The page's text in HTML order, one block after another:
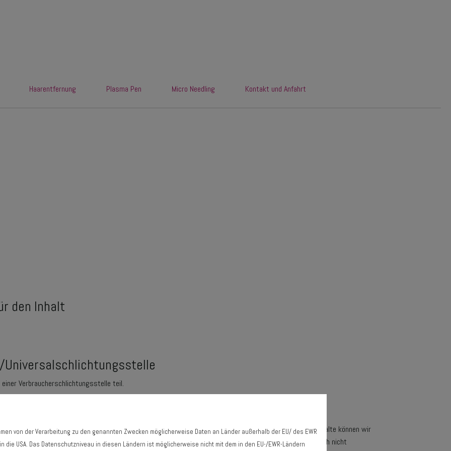
Haarentfernung Plasma Pen Micro Needling Kontakt und Anfahrt
den Inhalt
Verbraucherschlichtungsstelle teil.
Sorgfalt und nach bestem Gewissen erstellt. Für die Richtigkeit, Vollständigkeit und Aktualität der Inhalte können wir
sind wir für eigene Inhalte auf diesen Seiten nach den allgemeinen Gesetzen verantwortlich. Wir sind jedoch nicht
von der Verarbeitung zu den genannten Zwecken möglicherweise Daten an Länder außerhalb der EU/ des EWR
die USA. Das Datenschutzniveau in diesen Ländern ist möglicherweise nicht mit dem in den EU-/EWR-Ländern